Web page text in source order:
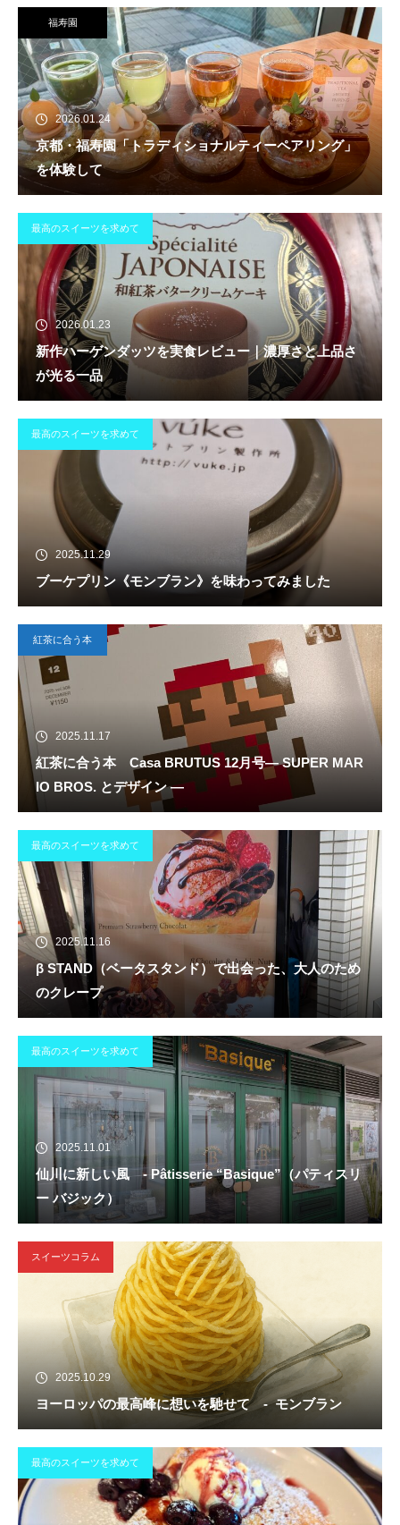
福寿園
2026.01.24
京都・福寿園「トラディショナルティーペアリング」
を体験して
最高のスイーツを求めて
2026.01.23
新作ハーゲンダッツを実食レビュー｜濃厚さと上品さ
が光る一品
最高のスイーツを求めて
2025.11.29
ブーケプリン《モンブラン》を味わってみました
紅茶に合う本
2025.11.17
紅茶に合う本 Casa BRUTUS 12月号― SUPER MAR
IO BROS. とデザイン ―
最高のスイーツを求めて
2025.11.16
β STAND（ベータスタンド）で出会った、大人のため
のクレープ
最高のスイーツを求めて
2025.11.01
仙川に新しい風 - Pâtisserie “Basique”（パティスリ
ー バジック）
スイーツコラム
2025.10.29
ヨーロッパの最高峰に想いを馳せて - モンブラン
最高のスイーツを求めて